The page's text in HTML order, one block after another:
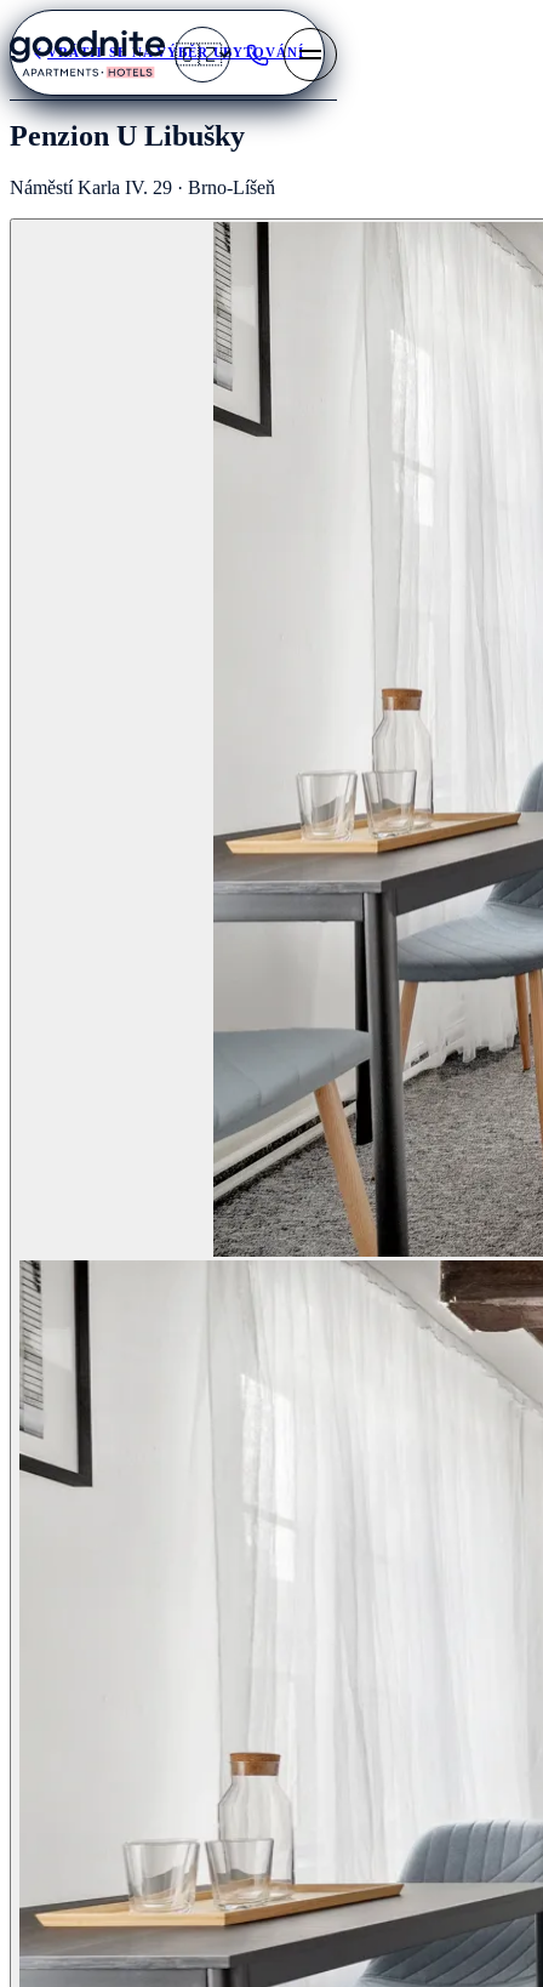
🇨🇿
VRÁTIT SE NA VÝBĚR UBYTOVÁNÍ
Penzion U Libušky
Náměstí Karla IV. 29 · Brno-Líšeň